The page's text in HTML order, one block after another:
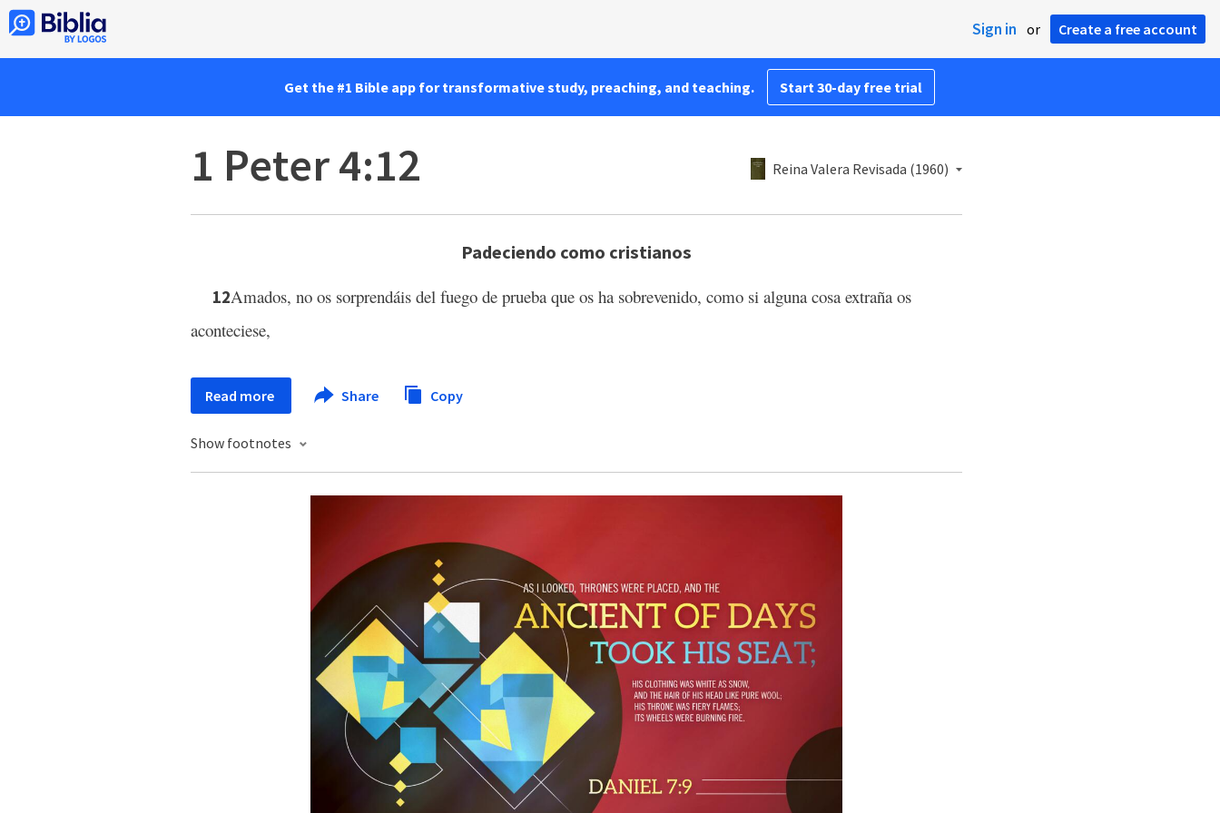
Sign in or Create a free account
Get the #1 Bible app for transformative study, preaching, and teaching. Start 30-day free trial
1 Peter 4:12 Reina Valera Revisada (1960)
Padeciendo como cristianos
12Amados, no os sorprendáis del fuego de prueba que os ha sobrevenido, como si alguna cosa extraña os
aconteciese,
Read more Share Copy
Show footnotes